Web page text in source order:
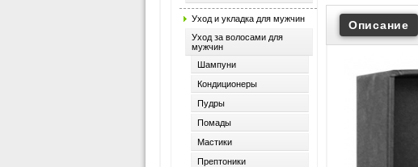
Уход и укладка для мужчин
Уход за волосами для
мужчин
Шампуни
Кондиционеры
Пудры
Помады
Мастики
Прептоники
Описание